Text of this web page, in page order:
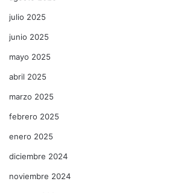
julio 2025
junio 2025
mayo 2025
abril 2025
marzo 2025
febrero 2025
enero 2025
diciembre 2024
noviembre 2024